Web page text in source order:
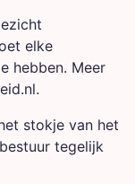
elke
hebben. Meer
stokje van het
tegelijk